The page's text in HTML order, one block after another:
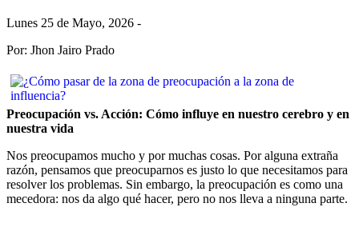
Lunes 25 de Mayo, 2026 -
Por: Jhon Jairo Prado
Preocupación vs. Acción: Cómo influye en nuestro cerebro y en
nuestra vida
Nos preocupamos mucho y por muchas cosas. Por alguna extraña
razón, pensamos que preocuparnos es justo lo que necesitamos para
resolver los problemas. Sin embargo, la preocupación es como una
mecedora: nos da algo qué hacer, pero no nos lleva a ninguna parte.